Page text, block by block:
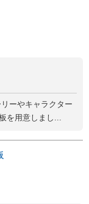
ーやキャラクター
を用意しまし...